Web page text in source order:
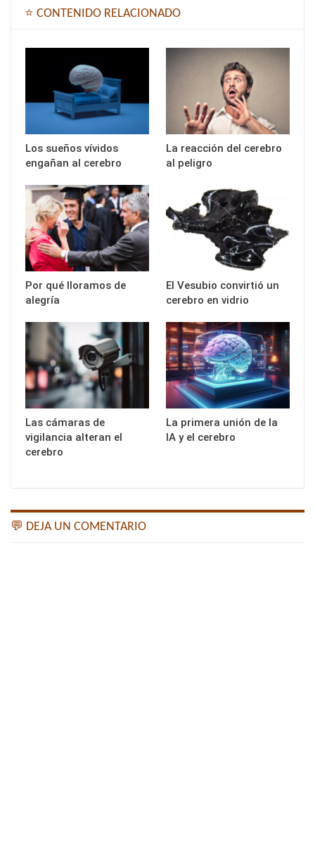
⭐ CONTENIDO RELACIONADO
Los sueños vívidos
engañan al cerebro
La reacción del cerebro
al peligro
Por qué lloramos de
alegría
El Vesubio convirtió un
cerebro en vidrio
Las cámaras de
vigilancia alteran el
cerebro
La primera unión de la
IA y el cerebro
💬 DEJA UN COMENTARIO